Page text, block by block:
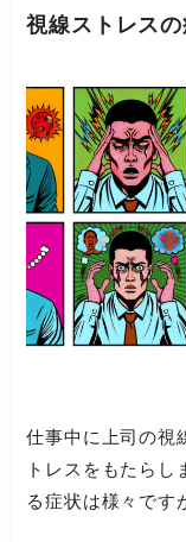
視線ストレス
仕事中に上司の視
トレスをもたら
る症状は様々です